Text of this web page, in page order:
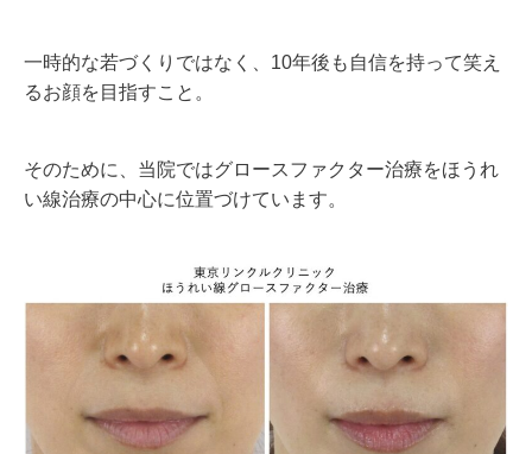
一時的な若づくりではなく、10年後も自信を持って笑え
るお顔を目指すこと。
そのために、当院ではグロースファクター治療をほうれ
い線治療の中心に位置づけています。